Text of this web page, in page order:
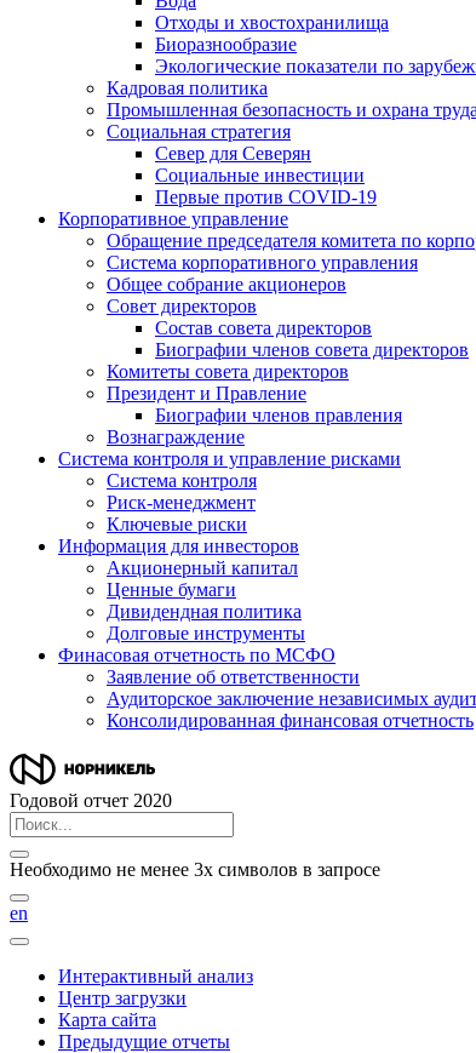
Отходы и хвостохранилища
Биоразнообразие
Экологические показатели по
Кадровая политика
Промышленная безопасность и охрана труда
Социальная стратегия
Север для Северян
Социальные инвестиции
Первые против COVID‑19
Корпоративное управление
Обращение председателя комитета по
Система корпоративного управления
Общее собрание акционеров
Совет директоров
Состав совета директоров
Биографии членов совета директоров
Комитеты совета директоров
Президент и Правление
Биографии членов правления
Вознаграждение
Система контроля и управление рисками
Система контроля
Риск-менеджмент
Ключевые риски
Информация для инвесторов
Акционерный капитал
Ценные бумаги
Дивидендная политика
Долговые инструменты
Финасовая отчетность по МСФО
Заявление об ответственности
Аудиторское заключение независимых
Консолидированная финансовая отчетность
Годовой отчет 2020
Необходимо не менее 3х символов в запросе
en
Интерактивный анализ
Центр загрузки
Карта сайта
Предыдущие отчеты